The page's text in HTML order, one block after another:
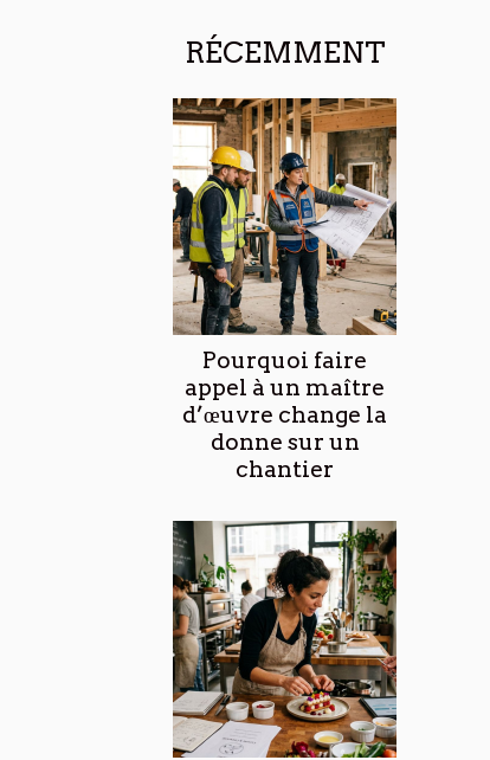
RÉCEMMENT
Pourquoi faire
appel à un maître
d’œuvre change la
donne sur un
chantier